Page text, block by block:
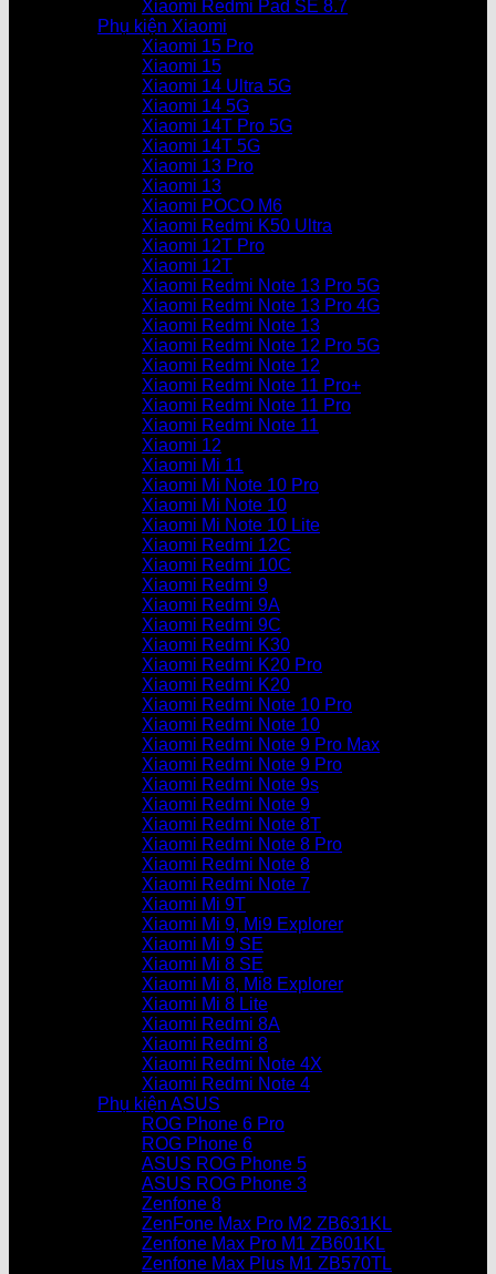
Xiaomi Redmi Pad SE 8.7
Phụ kiện Xiaomi
Xiaomi 15 Pro
Xiaomi 15
Xiaomi 14 Ultra 5G
Xiaomi 14 5G
Xiaomi 14T Pro 5G
Xiaomi 14T 5G
Xiaomi 13 Pro
Xiaomi 13
Xiaomi POCO M6
Xiaomi Redmi K50 Ultra
Xiaomi 12T Pro
Xiaomi 12T
Xiaomi Redmi Note 13 Pro 5G
Xiaomi Redmi Note 13 Pro 4G
Xiaomi Redmi Note 13
Xiaomi Redmi Note 12 Pro 5G
Xiaomi Redmi Note 12
Xiaomi Redmi Note 11 Pro+
Xiaomi Redmi Note 11 Pro
Xiaomi Redmi Note 11
Xiaomi 12
Xiaomi Mi 11
Xiaomi Mi Note 10 Pro
Xiaomi Mi Note 10
Xiaomi Mi Note 10 Lite
Xiaomi Redmi 12C
Xiaomi Redmi 10C
Xiaomi Redmi 9
Xiaomi Redmi 9A
Xiaomi Redmi 9C
Xiaomi Redmi K30
Xiaomi Redmi K20 Pro
Xiaomi Redmi K20
Xiaomi Redmi Note 10 Pro
Xiaomi Redmi Note 10
Xiaomi Redmi Note 9 Pro Max
Xiaomi Redmi Note 9 Pro
Xiaomi Redmi Note 9s
Xiaomi Redmi Note 9
Xiaomi Redmi Note 8T
Xiaomi Redmi Note 8 Pro
Xiaomi Redmi Note 8
Xiaomi Redmi Note 7
Xiaomi Mi 9T
Xiaomi Mi 9, Mi9 Explorer
Xiaomi Mi 9 SE
Xiaomi Mi 8 SE
Xiaomi Mi 8, Mi8 Explorer
Xiaomi Mi 8 Lite
Xiaomi Redmi 8A
Xiaomi Redmi 8
Xiaomi Redmi Note 4X
Xiaomi Redmi Note 4
Phụ kiện ASUS
ROG Phone 6 Pro
ROG Phone 6
ASUS ROG Phone 5
ASUS ROG Phone 3
Zenfone 8
ZenFone Max Pro M2 ZB631KL
Zenfone Max Pro M1 ZB601KL
Zenfone Max Plus M1 ZB570TL